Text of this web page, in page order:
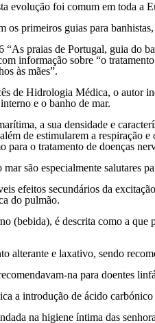
evolução foi comum em toda a
os primeiros guias para
praias de Portugal, guia do
informação sobre “o
às mães”.
de Hidrologia Médica, o autor
e o banho de mar.
a sua densidade e
de estimularem a respiração
para o tratamento de doenças
mar são especialmente salutares
efeitos secundários da
do pulmão.
(bebida), é descrita como a
alterante e laxativo, sendo
na para doentes
a introdução de ácido
na higiene íntima das